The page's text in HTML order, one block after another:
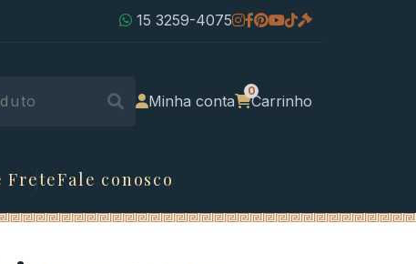
15 3259-4075
Minha conta Carrinho
FreteFale conosco